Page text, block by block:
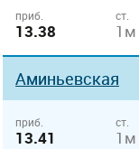
приб.
13.38
ст.
1м
Аминьевская
приб.
13.41
ст.
1м